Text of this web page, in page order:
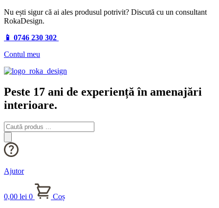
Nu ești sigur că ai ales produsul potrivit? Discută cu un consultant
RokaDesign.
📱 0746 230 302
Contul meu
Peste 17 ani de experiență în amenajări
interioare.
Products
search
Ajutor
0,00 lei 0
Coș